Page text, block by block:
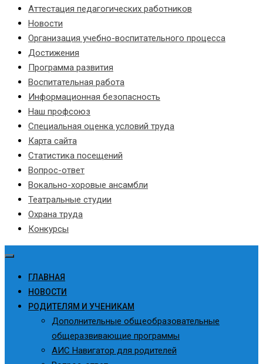
Аттестация педагогических работников
Новости
Организация учебно-воспитательного процесса
Достижения
Программа развития
Воспитательная работа
Информационная безопасность
Наш профсоюз
Специальная оценка условий труда
Карта сайта
Статистика посещений
Вопрос-ответ
Вокально-хоровые ансамбли
Театральные студии
Охрана труда
Конкурсы
ГЛАВНАЯ
НОВОСТИ
РОДИТЕЛЯМ И УЧЕНИКАМ
Дополнительные общеобразовательные
общеразвивающие программы
АИС Навигатор для родителей